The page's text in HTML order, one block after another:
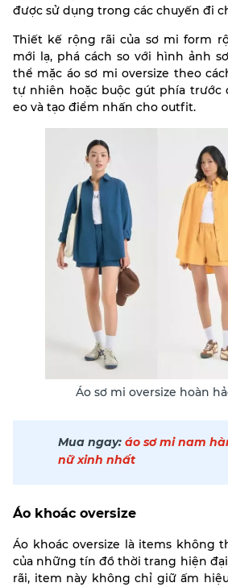
được sử dụng trong các chuyến đi
Thiết kế rộng rãi của sơ mi form
mới lạ, phá cách so với hình ảnh
thể mặc áo sơ mi oversize theo
tự nhiên hoặc buộc gút phía trước
eo và tạo điểm nhấn cho outfit.
Áo sơ mi oversize hoàn
Mua ngay: áo sơ mi nam
nữ xinh nhất
Áo khoác oversize
Áo khoác oversize là items không
của những tín đồ thời trang hiện
rãi, item này không chỉ giữ ấm